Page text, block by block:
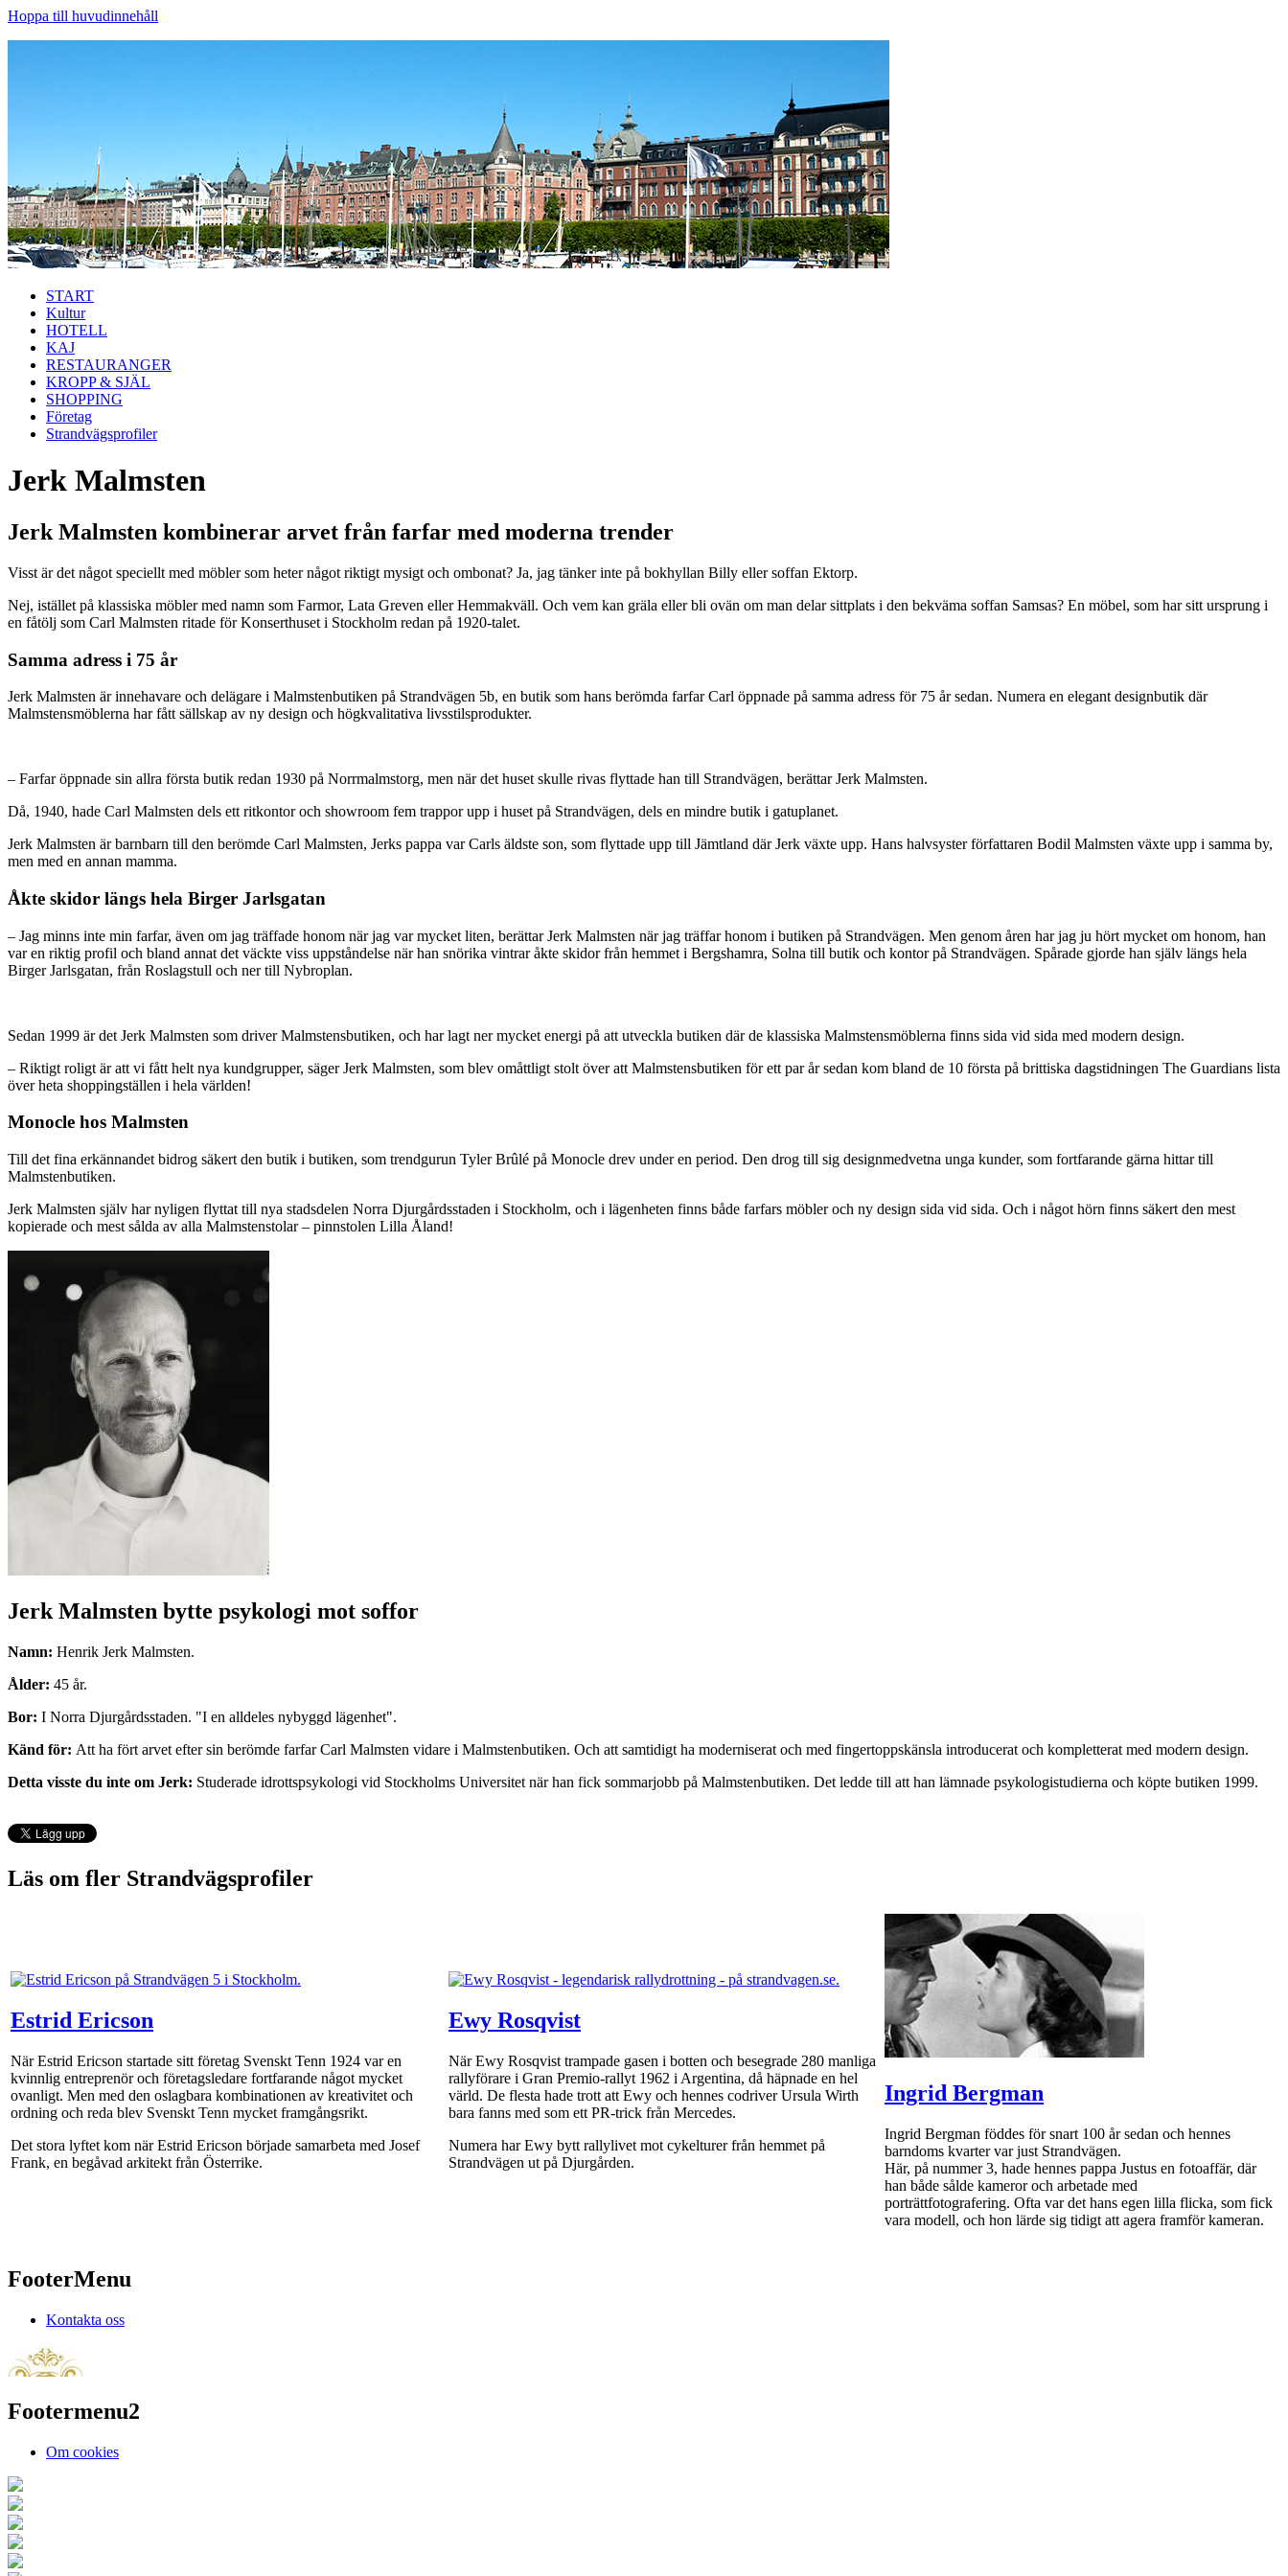
Hoppa till huvudinnehåll
START
Kultur
HOTELL
KAJ
RESTAURANGER
KROPP & SJÄL
SHOPPING
Företag
Strandvägsprofiler
Jerk Malmsten
Jerk Malmsten kombinerar arvet från farfar med moderna trender
Visst är det något speciellt med möbler som heter något riktigt mysigt och ombonat? Ja, jag tänker inte på bokhyllan Billy eller soffan Ektorp.
Nej, istället på klassiska möbler med namn som Farmor, Lata Greven eller Hemmakväll. Och vem kan gräla eller bli ovän om man delar sittplats i den bekväma soffan Samsas? En möbel, som har sitt ursprung i
en fåtölj som Carl Malmsten ritade för Konserthuset i Stockholm redan på 1920-talet.
Samma adress i 75 år
Jerk Malmsten är innehavare och delägare i Malmstenbutiken på Strandvägen 5b, en butik som hans berömda farfar Carl öppnade på samma adress för 75 år sedan. Numera en elegant designbutik där
Malmstensmöblerna har fått sällskap av ny design och högkvalitativa livsstilsprodukter.
– Farfar öppnade sin allra första butik redan 1930 på Norrmalmstorg, men när det huset skulle rivas flyttade han till Strandvägen, berättar Jerk Malmsten.
Då, 1940, hade Carl Malmsten dels ett ritkontor och showroom fem trappor upp i huset på Strandvägen, dels en mindre butik i gatuplanet.
Jerk Malmsten är barnbarn till den berömde Carl Malmsten, Jerks pappa var Carls äldste son, som flyttade upp till Jämtland där Jerk växte upp. Hans halvsyster författaren Bodil Malmsten växte upp i samma by,
men med en annan mamma.
Åkte skidor längs hela Birger Jarlsgatan
– Jag minns inte min farfar, även om jag träffade honom när jag var mycket liten, berättar Jerk Malmsten när jag träffar honom i butiken på Strandvägen. Men genom åren har jag ju hört mycket om honom, han
var en riktig profil och bland annat det väckte viss uppståndelse när han snörika vintrar åkte skidor från hemmet i Bergshamra, Solna till butik och kontor på Strandvägen. Spårade gjorde han själv längs hela
Birger Jarlsgatan, från Roslagstull och ner till Nybroplan.
Sedan 1999 är det Jerk Malmsten som driver Malmstensbutiken, och har lagt ner mycket energi på att utveckla butiken där de klassiska Malmstensmöblerna finns sida vid sida med modern design.
– Riktigt roligt är att vi fått helt nya kundgrupper, säger Jerk Malmsten, som blev omåttligt stolt över att Malmstensbutiken för ett par år sedan kom bland de 10 första på brittiska dagstidningen The Guardians lista
över heta shoppingställen i hela världen!
Monocle hos Malmsten
Till det fina erkännandet bidrog säkert den butik i butiken, som trendgurun Tyler Brûlé på Monocle drev under en period. Den drog till sig designmedvetna unga kunder, som fortfarande gärna hittar till
Malmstenbutiken.
Jerk Malmsten själv har nyligen flyttat till nya stadsdelen Norra Djurgårdsstaden i Stockholm, och i lägenheten finns både farfars möbler och ny design sida vid sida. Och i något hörn finns säkert den mest
kopierade och mest sålda av alla Malmstenstolar – pinnstolen Lilla Åland!
Jerk Malmsten bytte psykologi mot soffor
Namn: Henrik Jerk Malmsten.
Ålder: 45 år.
Bor: I Norra Djurgårdsstaden. "I en alldeles nybyggd lägenhet".
Känd för: Att ha fört arvet efter sin berömde farfar Carl Malmsten vidare i Malmstenbutiken. Och att samtidigt ha moderniserat och med fingertoppskänsla introducerat och kompletterat med modern design.
Detta visste du inte om Jerk: Studerade idrottspsykologi vid Stockholms Universitet när han fick sommarjobb på Malmstenbutiken. Det ledde till att han lämnade psykologistudierna och köpte butiken 1999.
Läs om fler Strandvägsprofiler
Estrid Ericson
När Estrid Ericson startade sitt företag Svenskt Tenn 1924 var en
kvinnlig entreprenör och företagsledare fortfarande något mycket
ovanligt. Men med den oslagbara kombinationen av kreativitet och
ordning och reda blev Svenskt Tenn mycket framgångsrikt.
Det stora lyftet kom när Estrid Ericson började samarbeta med Josef
Frank, en begåvad arkitekt från Österrike.
Ewy Rosqvist
När Ewy Rosqvist trampade gasen i botten och besegrade 280 manliga
rallyförare i Gran Premio-rallyt 1962 i Argentina, då häpnade en hel
värld. De flesta hade trott att Ewy och hennes codriver Ursula Wirth
bara fanns med som ett PR-trick från Mercedes.
Numera har Ewy bytt rallylivet mot cykelturer från hemmet på
Strandvägen ut på Djurgården.
Ingrid Bergman
Ingrid Bergman föddes för snart 100 år sedan och hennes
barndoms kvarter var just Strandvägen.
Här, på nummer 3, hade hennes pappa Justus en fotoaffär, där
han både sålde kameror och arbetade med
porträttfotografering. Ofta var det hans egen lilla flicka, som fick
vara modell, och hon lärde sig tidigt att agera framför kameran.
FooterMenu
Kontakta oss
Footermenu2
Om cookies